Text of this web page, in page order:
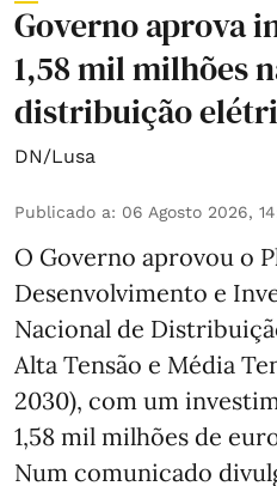
Governo aprova
1,58 mil milhões
distribuição
DN/Lusa
Publicado a: 06 Agosto 2026,
O Governo aprovou o
Desenvolvimento e
Nacional de
Alta Tensão e Média
2030), com um
1,58 mil milhões de
Num comunicado